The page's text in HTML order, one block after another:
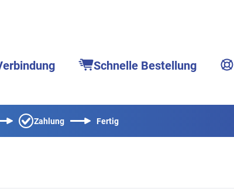
Schnelle Bestellung
Zahlung Fertig